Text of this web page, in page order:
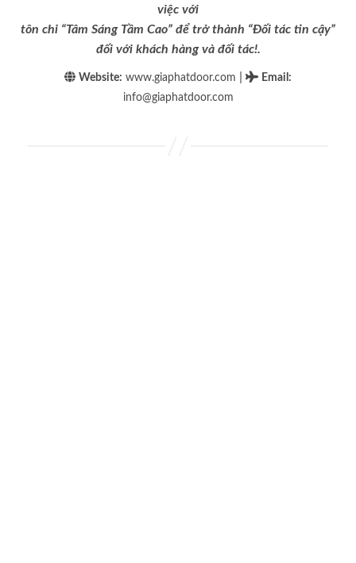
việc với
tôn chỉ “Tâm Sáng Tầm Cao” để trở thành “Đối tác tin cậy”
đối với khách hàng và đối tác!.
Website: www.giaphatdoor.com Email :
info@giaphatdoor.com